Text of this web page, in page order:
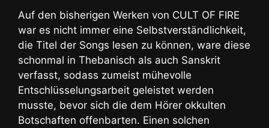
Auf den bisherigen Werken von CULT OF FIRE
war es nicht immer eine Selbstverständlichkeit,
die Titel der Songs lesen zu können, ware diese
schonmal in Thebanisch als auch Sanskrit
verfasst, sodass zumeist mühevolle
Entschlüsselungsarbeit geleistet werden
musste, bevor sich die dem Hörer okkulten
Botschaften offenbarten. Einen solchen